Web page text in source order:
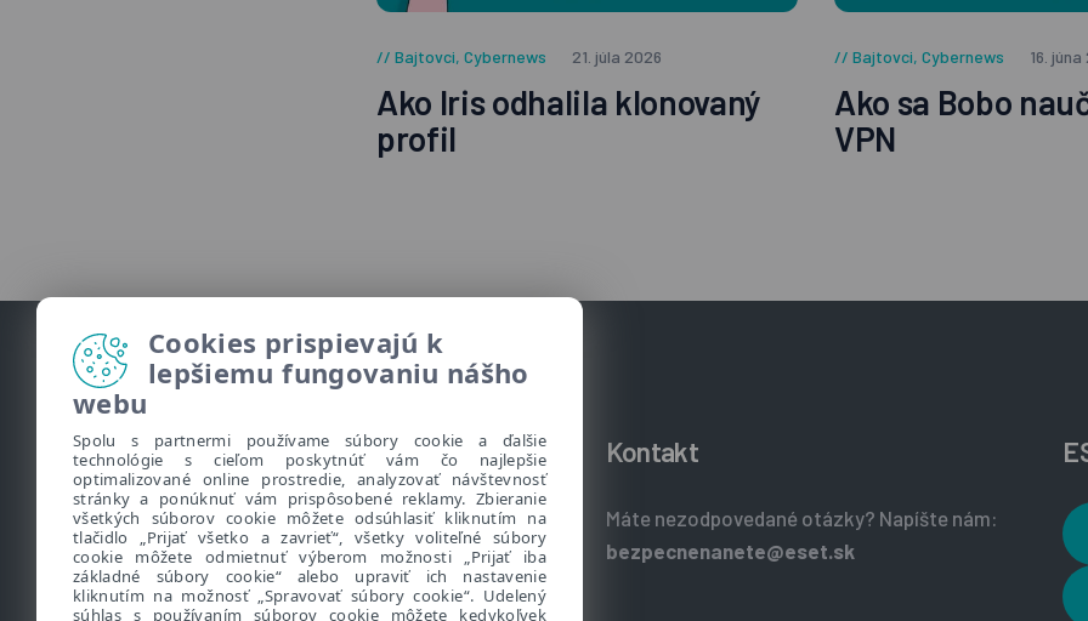
Bajtovci,Cybernews 21. júla 2026
Ako Iris odhalila klonovaný
profil
Bajtovci, Cybernews 16.
Ako sa Bobo
VPN
Užitočné informácie
•O Bezpečne na nete
•Naše bezpečnostné riešenia
•Kybernetický slovník pojmov
•Podcast Klik špeciál
Kontakt
Máte nezodpovedané otázky? Napíšte nám:
bezpecnenanete@eset.sk
Cookies prispievajú k
lepšiemu fungovaniu nášho
webu
Spolu s partnermi používame súbory cookie a ďalšie
technológie s cieľom poskytnúť vám čo najlepšie
optimalizované online prostredie, analyzovať návštevnosť
stránky a ponúknuť vám prispôsobené reklamy. Zbieranie
všetkých súborov cookie môžete odsúhlasiť kliknutím na
tlačidlo „Prijať všetko a zavrieť“, všetky voliteľné súbory
cookie môžete odmietnuť výberom možnosti „Prijať iba
základné súbory cookie“ alebo upraviť ich nastavenie
kliknutím na možnosť „Spravovať súbory cookie“. Udelený
súhlas s používaním súborov cookie môžete kedykoľvek